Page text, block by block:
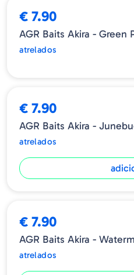
€ 7.90
AGR Baits Akira - Green
atrelados
€ 7.90
AGR Baits Akira -
atrelados
€ 7.90
AGR Baits Akira -
atrelados